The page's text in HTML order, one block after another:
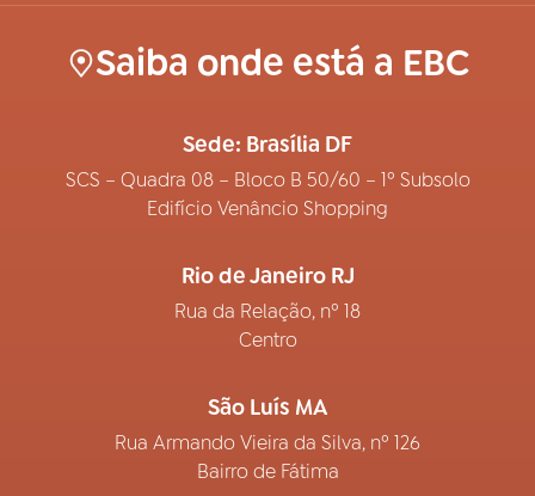
Saiba onde está a EBC
Sede: Brasília DF
SCS – Quadra 08 – Bloco B 50/60 – 1º Subsolo
Edifício Venâncio Shopping
Rio de Janeiro RJ
Rua da Relação, nº 18
Centro
São Luís MA
Rua Armando Vieira da Silva, nº 126
Bairro de Fátima